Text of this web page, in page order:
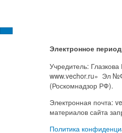
Электронное
Учредитель:
www.vechor.ru» Эл
(Роскомнадзор РФ).
Электронная почта:
материалов сайта
Политика